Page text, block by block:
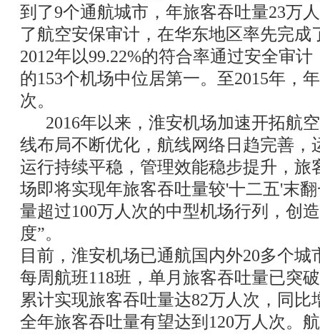
到了9个通航城市，年旅客吞吐量23万
了航空安保审计，在华东地区率先完成
2012年以99.22%的符合率通过安全审
的153个机场中位居第一。至2015年，
次。
2016年以来，淮安机场加速开拓航
线布局不断优化，航线网络日趋完善，
运行持续平稳，管理效能稳步提升，旅
场即将实现年旅客吞吐量较'十二五'末
量超过100万人次的中型机场行列，创
度”。
目前，淮安机场已通航国内外20多个
每周航班118班，单月旅客吞吐量已突
累计实现旅客吞吐量达82万人次，
全年旅客吞吐量有望达到120万人次。